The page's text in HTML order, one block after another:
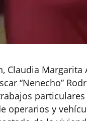
Claudia Margarita
“Nenecho”
operarios y